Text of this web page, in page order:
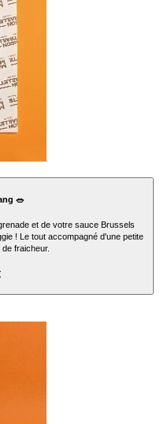
🥗
et de votre sauce Brussels
! Le tout accompagné d'une petite
fraicheur.